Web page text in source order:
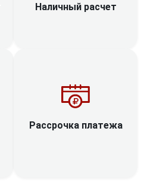
Наличный расчет
Рассрочка платежа